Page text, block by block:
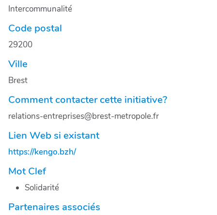
Intercommunalité
Code postal
29200
Ville
Brest
Comment contacter cette initiative?
relations-entreprises@brest-metropole.fr
Lien Web si existant
https://kengo.bzh/
Mot Clef
Solidarité
Partenaires associés